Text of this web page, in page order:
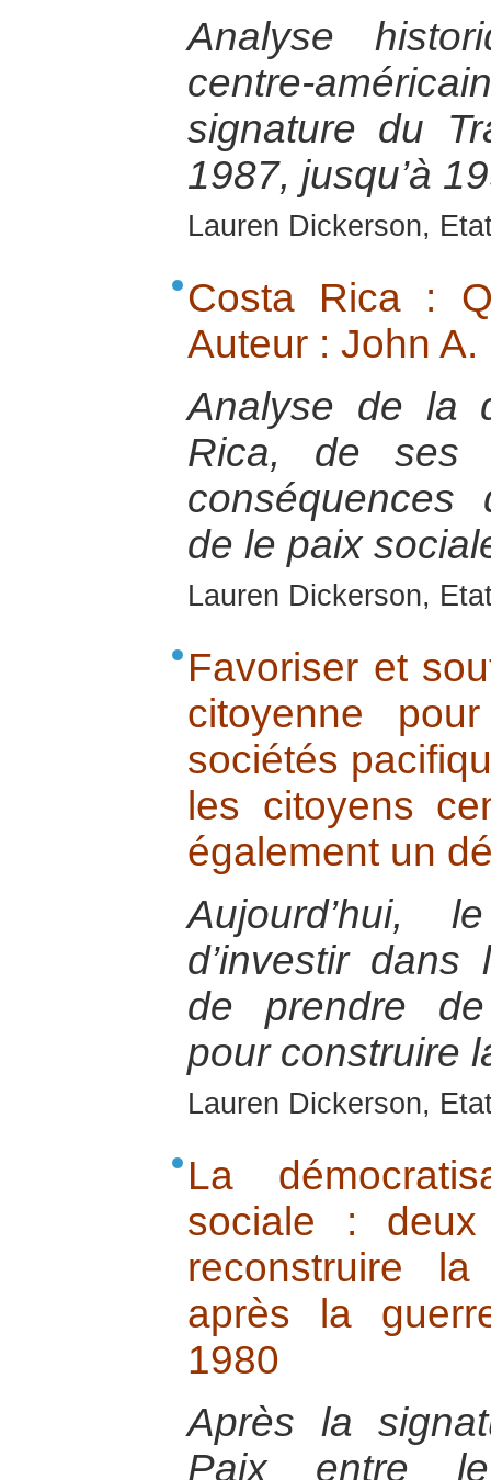
Analyse
centre-
signature du
1987, jusqu’à
Lauren Dickerson,
Costa Rica :
Auteur : John A.
Analyse de la
Rica, de ses
conséquences
de le paix
Lauren Dickerson,
Favoriser et
citoyenne
sociétés
les citoyens
également un
Aujourd’hui,
d’investir dans
de prendre
pour construire
Lauren Dickerson,
La
sociale :
reconstruire
après la
1980
Après la
Paix entre